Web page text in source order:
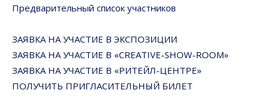
Предварительный список участников
ЗАЯВКА НА УЧАСТИЕ В ЭКСПОЗИЦИИ
ЗАЯВКА НА УЧАСТИЕ В «CREATIVE-SHOW-ROOM»
ЗАЯВКА НА УЧАСТИЕ В «РИТЕЙЛ-ЦЕНТРЕ»
ПОЛУЧИТЬ ПРИГЛАСИТЕЛЬНЫЙ БИЛЕТ